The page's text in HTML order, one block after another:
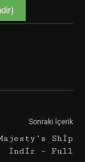
Sonraki İçerik
Ship
İndir – Full